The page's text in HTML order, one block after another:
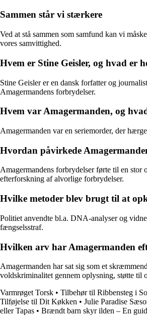
Sammen står vi stærkere
Ved at stå sammen som samfund kan vi
vores samvittighed.
Hvem er Stine Geisler, og hvad er
Stine Geisler er en dansk forfatter og
Amagermandens forbrydelser.
Hvem var Amagermanden, og
Amagermanden var en seriemorder, der
Hvordan påvirkede
Amagermandens forbrydelser førte til en
efterforskning af alvorlige forbrydelser.
Hvilke metoder blev brugt til at
Politiet anvendte bl.a. DNA-analyser og
fængselsstraf.
Hvilken arv har Amagermanden
Amagermanden har sat sig som et
voldskriminalitet gennem oplysning, støtte til
Varmrøget Torsk • Tilbehør til Ribbensteg i
Tilføjelse til Dit Køkken • Julie Paradise
eller Tapas • Brændt barn skyr ilden – En